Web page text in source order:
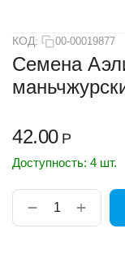
КОД: 00-00019877
Семена
42.00 Р
Доступность: 4 шт.
+
−